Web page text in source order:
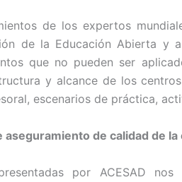
de los expertos
de la Educación Abierta y
que no pueden ser
y alcance de los
escenarios de práctica,
aseguramiento de calidad de
por ACESAD